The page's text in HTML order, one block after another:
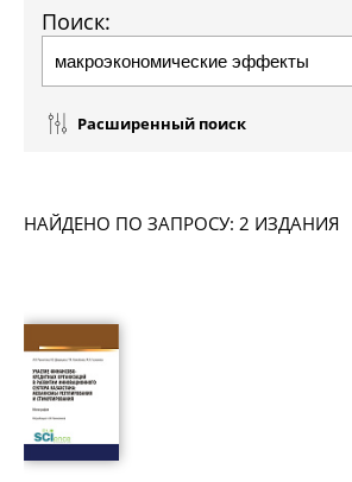
Поиск:
Расширенный поиск
НАЙДЕНО ПО ЗАПРОСУ: 2 ИЗДАНИЯ